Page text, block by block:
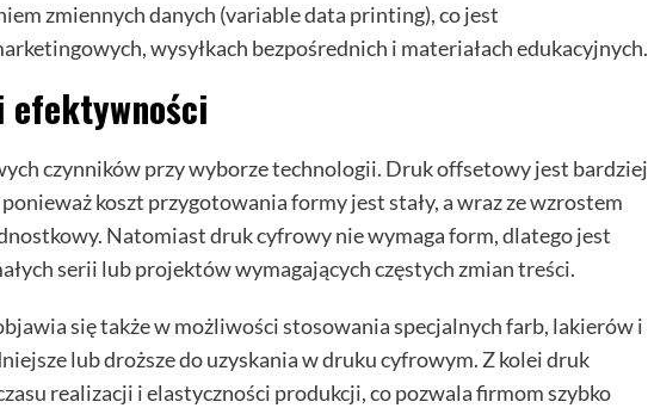
zmiennych danych (variable data printing), co jest
wysyłkach bezpośrednich i materiałach edukacyjnych.
efektywności
czynników przy wyborze technologii. Druk offsetowy jest bardziej
koszt przygotowania formy jest stały, a wraz ze wzrostem
Natomiast druk cyfrowy nie wymaga form, dlatego jest
serii lub projektów wymagających częstych zmian treści.
się także w możliwości stosowania specjalnych farb, lakierów i
lub droższe do uzyskania w druku cyfrowym. Z kolei druk
realizacji i elastyczności produkcji, co pozwala firmom szybko